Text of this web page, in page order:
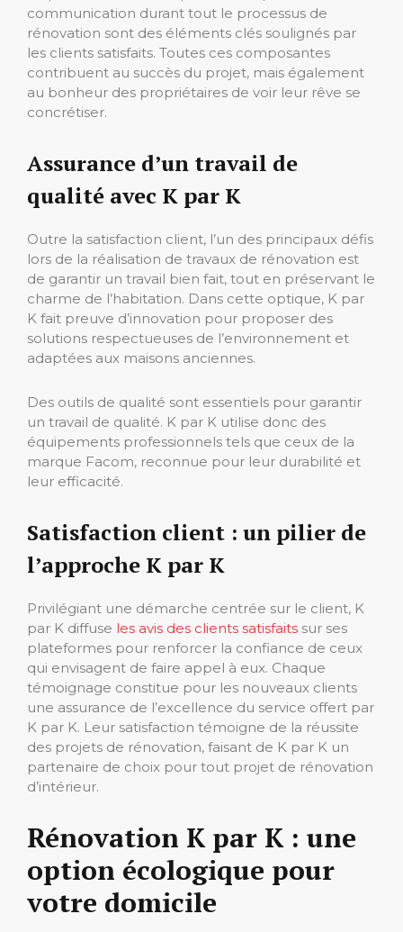
communication durant tout le processus de
rénovation sont des éléments clés soulignés par
les clients satisfaits. Toutes ces composantes
contribuent au succès du projet, mais également
au bonheur des propriétaires de voir leur rêve se
concrétiser.
Assurance d’un travail de
qualité avec K par K
Outre la satisfaction client, l’un des principaux défis
lors de la réalisation de travaux de rénovation est
de garantir un travail bien fait, tout en préservant le
charme de l’habitation. Dans cette optique, K par
K fait preuve d’innovation pour proposer des
solutions respectueuses de l’environnement et
adaptées aux maisons anciennes.
Des outils de qualité sont essentiels pour garantir
un travail de qualité. K par K utilise donc des
équipements professionnels tels que ceux de la
marque Facom, reconnue pour leur durabilité et
leur efficacité.
Satisfaction client : un pilier de
l’approche K par K
Privilégiant une démarche centrée sur le client, K
par K diffuse les avis des clients satisfaits sur ses
plateformes pour renforcer la confiance de ceux
qui envisagent de faire appel à eux. Chaque
témoignage constitue pour les nouveaux clients
une assurance de l’excellence du service offert par
K par K. Leur satisfaction témoigne de la réussite
des projets de rénovation, faisant de K par K un
partenaire de choix pour tout projet de rénovation
d’intérieur.
Rénovation K par K : une
option écologique pour
votre domicile